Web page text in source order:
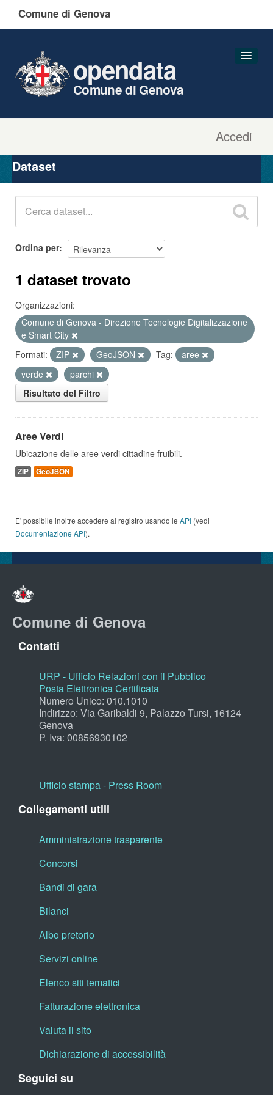
Comune di Genova
Accedi
opendata
Comune di Genova
Organizzazioni
Gruppi
Dataset
Ordina per
1 dataset trovato
Organizzazioni:
Comune di Genova - Direzione Tecnologie Digitalizzazione
e Smart City
Formati:
ZIP GeoJSON Tag:
aree
verde
parchi
Risultato del Filtro
Aree Verdi
Ubicazione delle aree verdi cittadine fruibili.
ZIP GeoJSON
E' possibile inoltre accedere al registro usando le API (vedi
Documentazione API).
Comune di Genova
Contatti
URP - Ufficio Relazioni con il Pubblico
Posta Elettronica Certificata
Numero Unico: 010.1010
Indirizzo: Via Garibaldi 9, Palazzo Tursi, 16124
Genova
P. Iva: 00856930102
Ufficio stampa - Press Room
Collegamenti utili
Amministrazione trasparente
Concorsi
Bandi di gara
Bilanci
Albo pretorio
Servizi online
Elenco siti tematici
Fatturazione elettronica
Valuta il sito
Dichiarazione di accessibilità
Seguici su